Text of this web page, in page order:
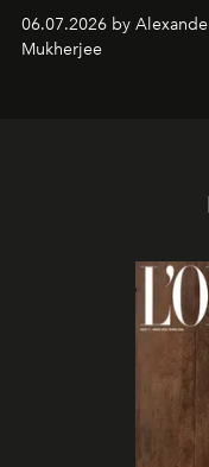
06.07.2026 by
Mukherjee